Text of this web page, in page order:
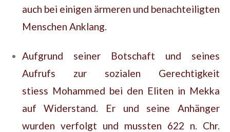
auch bei einigen ärmeren und benachteiligten
Menschen Anklang.
Aufgrund seiner Botschaft und seines
Aufrufs zur sozialen Gerechtigkeit
stiess Mohammed bei den Eliten in Mekka
auf Widerstand. Er und seine Anhänger
wurden verfolgt und mussten 622 n. Chr.